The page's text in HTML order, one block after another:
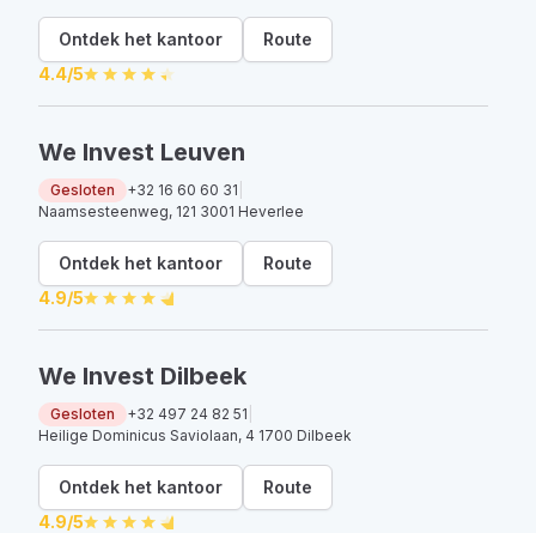
Ontdek het kantoor
Route
4.4/5
We Invest Leuven
Gesloten +32 16 60 60 31
Naamsesteenweg, 121 3001 Heverlee
Ontdek het kantoor
Route
4.9/5
We Invest Dilbeek
Gesloten +32 497 24 82 51
Heilige Dominicus Saviolaan, 4 1700 Dilbeek
Ontdek het kantoor
Route
4.9/5